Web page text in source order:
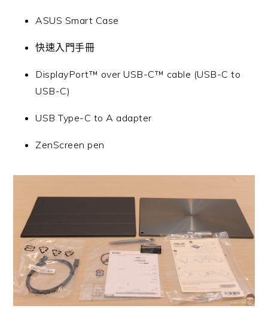
ASUS Smart Case
快速入門手冊
DisplayPort™ over USB-C™ cable (USB-C to
USB-C)
USB Type-C to A adapter
ZenScreen pen